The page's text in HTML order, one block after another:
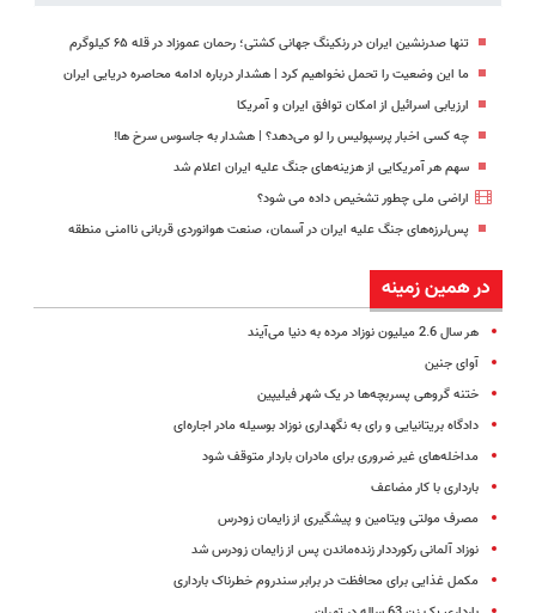
تنها صدرنشین ایران در رنکینگ جهانی کشتی؛ رحمان عموزاد در قله ۶۵ کیلوگرم
ما این وضعیت را تحمل نخواهیم کرد | هشدار درباره ادامه محاصره دریایی ایران
ارزیابی اسرائیل از امکان توافق ایران و آمریکا
چه کسی اخبار پرسپولیس را لو می‌دهد؟ | هشدار به جاسوس سرخ ها!
سهم هر آمریکایی از هزینه‌های جنگ علیه ایران اعلام شد
اراضی ملی چطور تشخیص داده می شود؟
پس‌لرزه‌های جنگ علیه ایران در آسمان، صنعت هوانوردی قربانی ناامنی منطقه
در همین زمینه
هر سال 2.6 میلیون نوزاد مرده به دنیا می‌آیند
آوای جنین
ختنه گروهی پسربچه‌ها در یک شهر فیلیپین
دادگاه بریتانیایی و رای به نگهداری نوزاد بوسیله مادر اجاره‌ای
مداخله‌های غیر ضروری برای مادران باردار متوقف شود
بارداری با کار مضاعف
مصرف مولتی ویتامین و پیشگیری از زایمان زودرس
نوزاد آلمانی رکورددار زنده‌ماندن پس از زایمان زودرس شد
مکمل غذایی برای محافظت در برابر سندروم خطرناک بارداری